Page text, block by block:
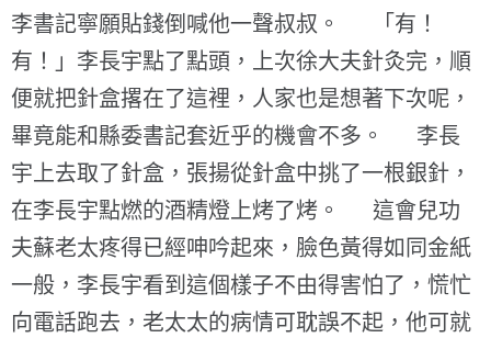
李書記寧願貼錢倒喊他一聲叔叔。 「有！
有！」李長宇點了點頭，上次徐大夫針灸完，順
便就把針盒撂在了這裡，人家也是想著下次呢，
畢竟能和縣委書記套近乎的機會不多。 李長
宇上去取了針盒，張揚從針盒中挑了一根銀針，
在李長宇點燃的酒精燈上烤了烤。 這會兒功
夫蘇老太疼得已經呻吟起來，臉色黃得如同金紙
一般，李長宇看到這個樣子不由得害怕了，慌忙
向電話跑去，老太太的病情可耽誤不起，他可就